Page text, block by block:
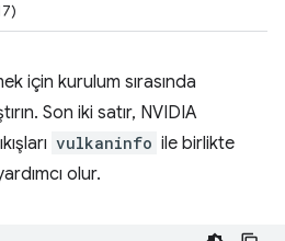
için kurulum sırasında
Son iki satır, NVIDIA
vulkaninfo ile birlikte
olur.